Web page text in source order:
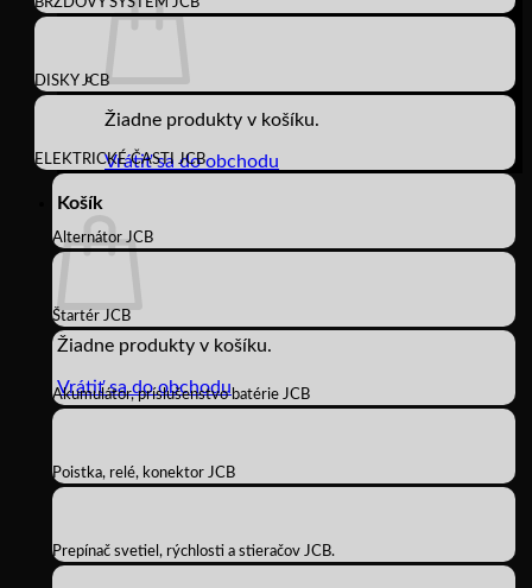
Žiadne produkty v košíku.
Vrátiť sa do obchodu
Košík
Žiadne produkty v košíku.
Vrátiť sa do obchodu
DISKY JCB
ELEKTRICKÉ ČASTI JCB
Alternátor JCB
Štartér JCB
Akumulátor, príslušenstvo batérie JCB
Poistka, relé, konektor JCB
Prepínač svetiel, rýchlosti a stieračov JCB.